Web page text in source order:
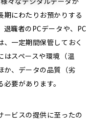
にわたりお預かりする
退職者のPCデータや、PC
一定期間保管しておく
スペースや環境（温
か、データの品質（劣
要があります。
ービスの提供に至ったの